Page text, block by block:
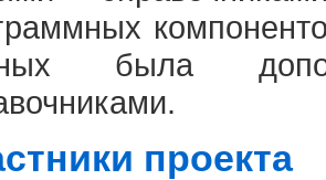
была
проекта